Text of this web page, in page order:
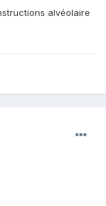
alvéolaire